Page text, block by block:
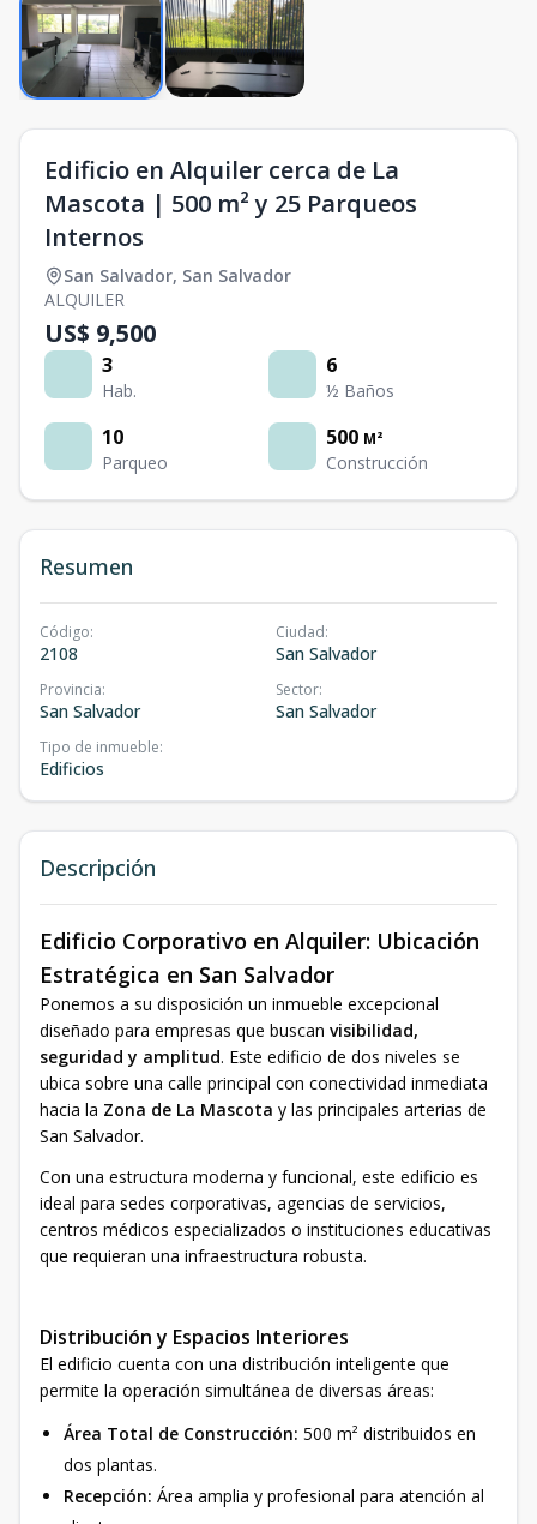
Edificio en Alquiler cerca de La
Mascota | 500 m² y 25 Parqueos
Internos
San Salvador, San Salvador
ALQUILER
US$ 9,500
3
Hab.
6
½ Baños
10
Parqueo
500 M²
Construcción
Resumen
Código:
2108
Ciudad:
San Salvador
Provincia:
San Salvador
Sector:
San Salvador
Tipo de inmueble:
Edificios
Descripción
Edificio Corporativo en Alquiler: Ubicación
Estratégica en San Salvador
Ponemos a su disposición un inmueble excepcional
diseñado para empresas que buscan visibilidad,
seguridad y amplitud. Este edificio de dos niveles se
ubica sobre una calle principal con conectividad inmediata
hacia la Zona de La Mascota y las principales arterias de
San Salvador.
Con una estructura moderna y funcional, este edificio es
ideal para sedes corporativas, agencias de servicios,
centros médicos especializados o instituciones educativas
que requieran una infraestructura robusta.
Distribución y Espacios Interiores
El edificio cuenta con una distribución inteligente que
permite la operación simultánea de diversas áreas:
Área Total de Construcción: 500 m² distribuidos en
dos plantas.
Recepción: Área amplia y profesional para atención al